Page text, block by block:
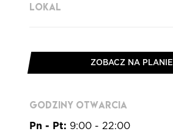
LOKAL
ZOBACZ NA PLANIE
GODZINY OTWARCIA
Pn - Pt: 9:00 - 22:00